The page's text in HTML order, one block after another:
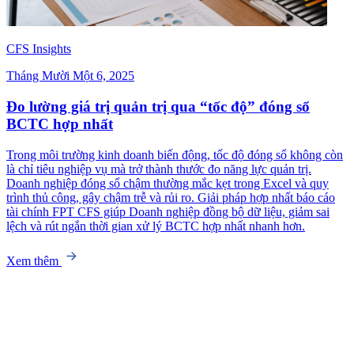
CFS Insights
Tháng Mười Một 6, 2025
Đo lường giá trị quản trị qua “tốc độ” đóng sổ
BCTC hợp nhất
Trong môi trường kinh doanh biến động, tốc độ đóng sổ không còn
là chỉ tiêu nghiệp vụ mà trở thành thước đo năng lực quản trị.
Doanh nghiệp đóng sổ chậm thường mắc kẹt trong Excel và quy
trình thủ công, gây chậm trễ và rủi ro. Giải pháp hợp nhất báo cáo
tài chính FPT CFS giúp Doanh nghiệp đồng bộ dữ liệu, giảm sai
lệch và rút ngắn thời gian xử lý BCTC hợp nhất nhanh hơn.
Xem thêm